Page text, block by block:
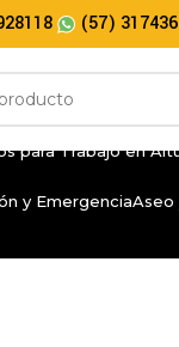
(57)
para Trabajo en
y EmergenciaAseo